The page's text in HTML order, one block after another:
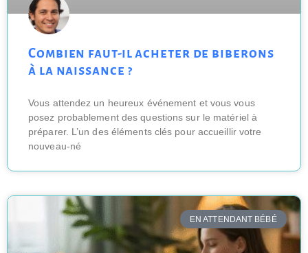
Combien faut-il acheter de biberons
à la naissance ?
Vous attendez un heureux événement et vous vous
posez probablement des questions sur le matériel à
préparer. L’un des éléments clés pour accueillir votre
nouveau-né
EN ATTENDANT BÉBÉ